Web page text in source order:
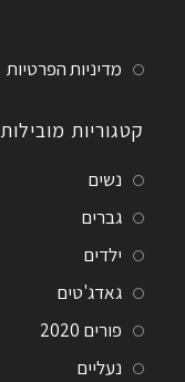
מדיניות הפרטיות
קטגוריות מובילות
נשים
גברים
ילדים
גאדג'טים
פורים 2020
נעליים